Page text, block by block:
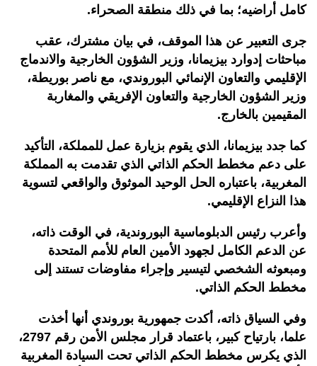
كامل أراضيه؛ بما في ذلك منطقة الصحراء.
جرى التعبير عن هذا الموقف، في بيان مشترك، عقب
مباحثات إدوارد بيزيمانا، وزير الشؤون الخارجية والاندماج
الإقليمي والتعاون الإنمائي البوروندي، مع ناصر بوريطة،
وزير الشؤون الخارجية والتعاون الإفريقي والمغاربة
المقيمين بالخارج.
كما جدد بيزيمانا، الذي يقوم بزيارة عمل للمملكة، التأكيد
على دعم مخطط الحكم الذاتي الذي تقدمت به المملكة
المغربية، باعتباره الحل الوحيد الموثوق والواقعي لتسوية
هذا النزاع الإقليمي.
وأعرب رئيس الدبلوماسية البوروندية، في الوقت ذاته،
عن الدعم الكامل لجهود الأمين العام للأمم المتحدة
ومبعوثه الشخصي لتيسير وإجراء مفاوضات تستند إلى
مخطط الحكم الذاتي.
وفي السياق ذاته، أكدت جمهورية بوروندي أنها أخذت
علما، بارتياح كبير، باعتماد قرار مجلس الأمن رقم 2797،
الذي يكرس مخطط الحكم الذاتي تحت السيادة المغربية